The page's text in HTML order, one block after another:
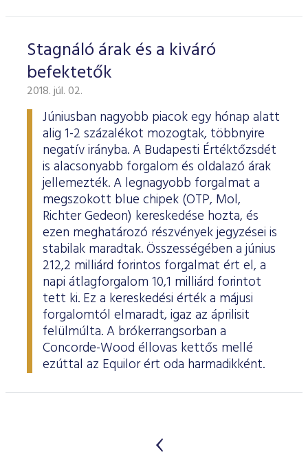
Stagnáló árak és a kiváró
befektetők
2018. júl. 02.
Júniusban nagyobb piacok egy hónap alatt
alig 1-2 százalékot mozogtak, többnyire
negatív irányba. A Budapesti Értéktőzsdét
is alacsonyabb forgalom és oldalazó árak
jellemezték. A legnagyobb forgalmat a
megszokott blue chipek (OTP, Mol,
Richter Gedeon) kereskedése hozta, és
ezen meghatározó részvények jegyzései is
stabilak maradtak. Összességében a június
212,2 milliárd forintos forgalmat ért el, a
napi átlagforgalom 10,1 milliárd forintot
tett ki. Ez a kereskedési érték a májusi
forgalomtól elmaradt, igaz az áprilisit
felülmúlta. A brókerrangsorban a
Concorde-Wood éllovas kettős mellé
ezúttal az Equilor ért oda harmadikként.